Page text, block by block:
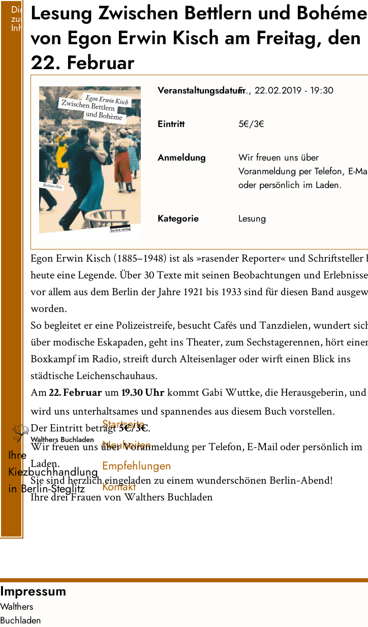
Direkt
zum
Inhalt
Ihre
Kiezbuchhandlung
in Berlin-Steglitz
Startseite
Neuheiten
Empfehlungen
Kontakt
Lesung Zwischen Bettlern und Bohéme
von Egon Erwin Kisch am Freitag, den
22. Februar
VeranstaltungsdatumFr., 22.02.2019 - 19:30
Eintritt 5€/3€
Anmeldung
Wir freuen uns über
Voranmeldung per Telefon, E-
oder persönlich im Laden.
Kategorie Lesung
Egon Erwin Kisch (1885–1948) ist als »rasender Reporter« und Schriftsteller
heute eine Legende. Über 30 Texte mit seinen Beobachtungen und
vor allem aus dem Berlin der Jahre 1921 bis 1933 sind für diesen Band
worden.
So begleitet er eine Polizeistreife, besucht Cafés und Tanzdielen, wundert
über modische Eskapaden, geht ins Theater, zum Sechstagerennen, hört
Boxkampf im Radio, streift durch Alteisenlager oder wirft einen Blick ins
städtische Leichenschauhaus.
Am22. Februar um 19.30 Uhr kommt Gabi Wuttke, die Herausgeberin, und
wird uns unterhaltsames und spannendes aus diesem Buch vorstellen.
Der Eintritt beträgt5€/3€.
Wir freuen uns über Voranmeldung per Telefon, E-Mail oder persönlich im
Laden.
Sie sind herzlich eingeladen zu einem wunderschönen Berlin-Abend!
Ihre drei Frauen von Walthers Buchladen
Impressum
Walthers
Buchladen